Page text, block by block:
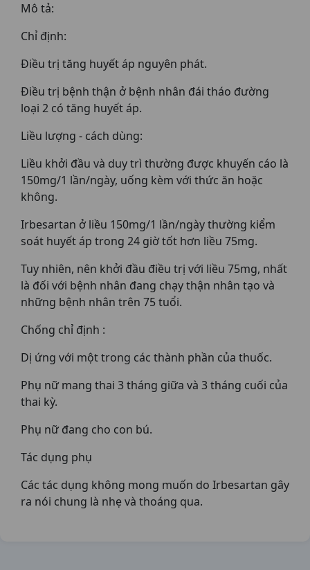
Mô tả:
Chỉ định:
Ðiều trị tăng huyết áp nguyên phát.
Ðiều trị bệnh thận ở bệnh nhân đái tháo đường
loại 2 có tăng huyết áp.
Liều lượng - cách dùng:
Liều khởi đầu và duy trì thường được khuyến cáo là
150mg/1 lần/ngày, uống kèm với thức ăn hoặc
không.
Irbesartan ở liều 150mg/1 lần/ngày thường kiểm
soát huyết áp trong 24 giờ tốt hơn liều 75mg.
Tuy nhiên, nên khởi đầu điều trị với liều 75mg, nhất
là đối với bệnh nhân đang chạy thận nhân tạo và
những bệnh nhân trên 75 tuổi.
Chống chỉ định :
Dị ứng với một trong các thành phần của thuốc.
Phụ nữ mang thai 3 tháng giữa và 3 tháng cuối của
thai kỳ.
Phụ nữ đang cho con bú.
Tác dụng phụ
Các tác dụng không mong muốn do Irbesartan gây
ra nói chung là nhẹ và thoáng qua.